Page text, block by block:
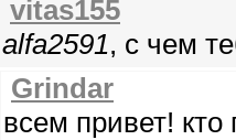
vitas155
alfa2591, с чем
Grindar
всем привет!